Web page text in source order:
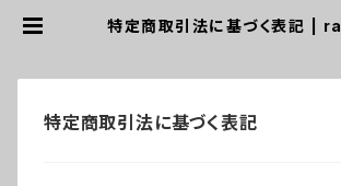
特定商取引法に基づく表記 |
特定商取引法に基づく表記